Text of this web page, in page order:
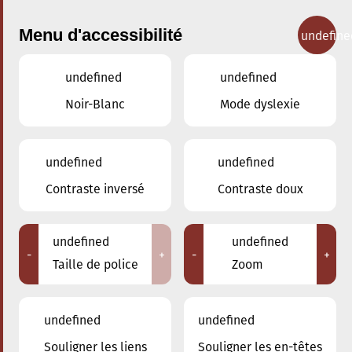
Concerts
Adresse
Menu d'accessibilité
undefined
Noir-Blanc
undefined
Mode dyslexie
undefined
Contraste inversé
undefined
Contraste doux
-
undefined
Taille de police
+ -
undefined
Zoom
+
undefined
Souligner les liens
undefined
Souligner les en-têtes